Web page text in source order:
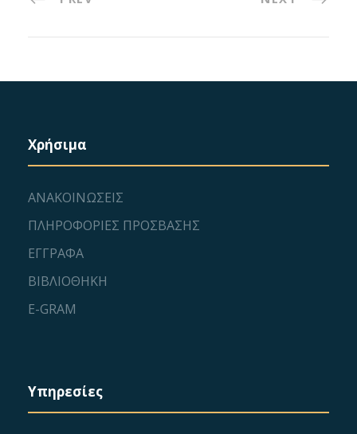
Χρήσιμα
ΑΝΑΚΟΙΝΩΣΕΙΣ
ΠΛΗΡΟΦΟΡΙΕΣ ΠΡΟΣΒΑΣΗΣ
ΕΓΓΡΑΦΑ
ΒΙΒΛΙΟΘΗΚΗ
E-GRAM
Υπηρεσίες